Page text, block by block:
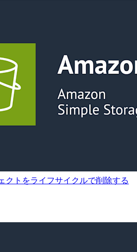
クトをライフサイクルで削除する